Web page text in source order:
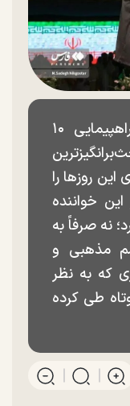
حضور غیرمنتظره قیصر در راهپیمایی ۱۰
روزها را
خواننده
نه صرفاً به
مذهبی و
که به نظر
طی کرده